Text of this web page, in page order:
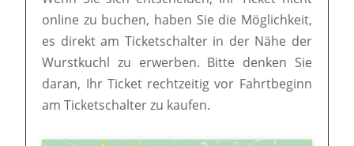
online zu buchen, haben Sie die Möglichkeit,
es direkt am Ticketschalter in der Nähe der
Wurstkuchl zu erwerben. Bitte denken Sie
daran, Ihr Ticket rechtzeitig vor Fahrtbeginn
am Ticketschalter zu kaufen.